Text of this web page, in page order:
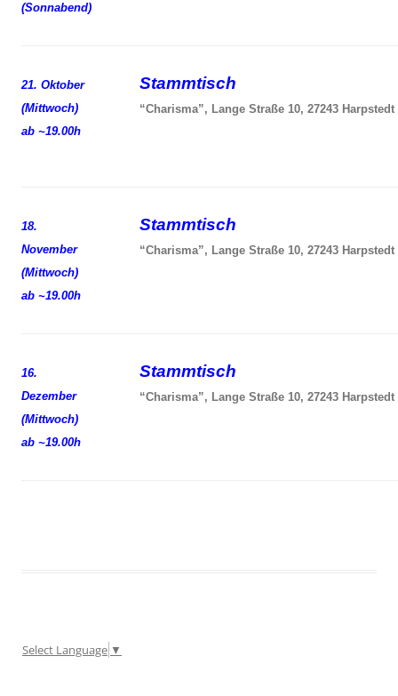
(Sonnabend)
21. Oktober
(Mittwoch)
ab ~19.00h
Stammtisch
“Charisma”, Lange Straße 10, 27243 Harpstedt
18.
November
(Mittwoch)
ab ~19.00h
Stammtisch
“Charisma”, Lange Straße 10, 27243 Harpstedt
16.
Dezember
(Mittwoch)
ab ~19.00h
Stammtisch
“Charisma”, Lange Straße 10, 27243 Harpstedt
Select Language ▼